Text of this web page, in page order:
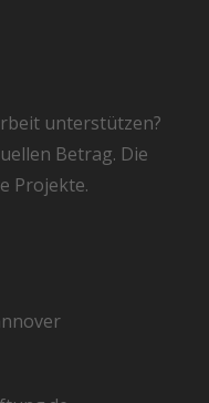
unterstützen?
Betrag. Die
Projekte.